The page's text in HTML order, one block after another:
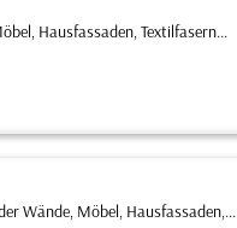
Hausfassaden, Textilfasern...
Wände, Möbel, Hausfassaden,...